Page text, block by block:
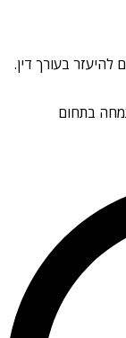
בעורך דין.
בתחום